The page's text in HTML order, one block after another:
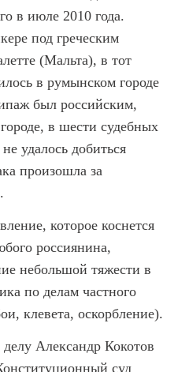
в июле 2010 года.
под греческим
(Мальта), в тот
в румынском городе
был российским,
в шести судебных
удалось добиться
произошла за
которое коснется
россиянина,
небольшой тяжести в
по делам частного
клевета, оскорбление).
Александр Кокотов
суд